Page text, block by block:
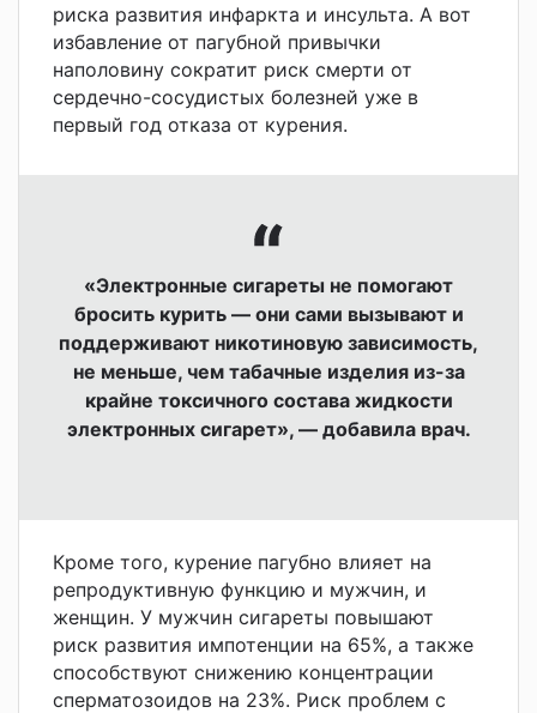
риска развития инфаркта и инсульта. А вот
избавление от пагубной привычки
наполовину сократит риск смерти от
сердечно-сосудистых болезней уже в
первый год отказа от курения.
«Электронные сигареты не помогают
бросить курить — они сами вызывают и
поддерживают никотиновую зависимость,
не меньше, чем табачные изделия из-за
крайне токсичного состава жидкости
электронных сигарет», — добавила врач.
Кроме того, курение пагубно влияет на
репродуктивную функцию и мужчин, и
женщин. У мужчин сигареты повышают
риск развития импотенции на 65%, а также
способствуют снижению концентрации
сперматозоидов на 23%. Риск проблем с